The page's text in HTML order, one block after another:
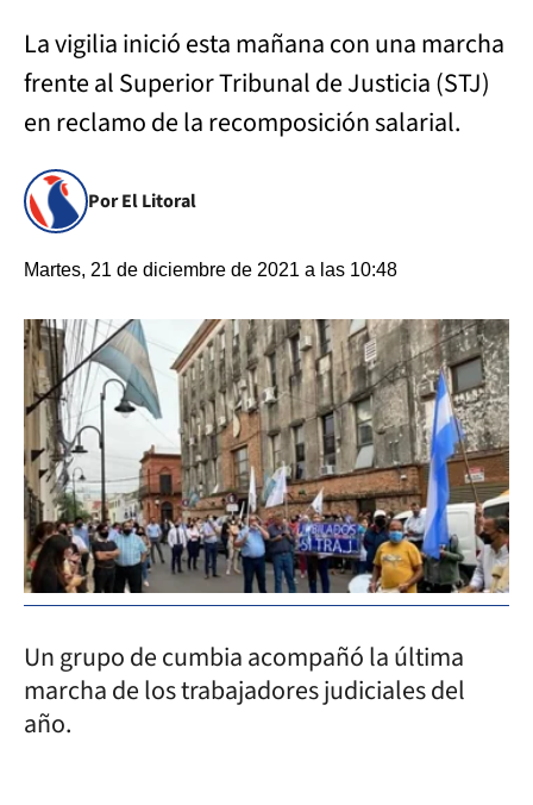
La vigilia inició esta mañana con una marcha
frente al Superior Tribunal de Justicia (STJ)
en reclamo de la recomposición salarial.
Por El Litoral
Martes, 21 de diciembre de 2021 a las 10:48
Un grupo de cumbia acompañó la última
marcha de los trabajadores judiciales del
año.